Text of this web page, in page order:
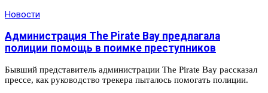
Новости
Администрация The Pirate Bay предлагала
полиции помощь в поимке преступников
Бывший представитель администрации The Pirate Bay рассказал
прессе, как руководство трекера пыталось помогать полиции.